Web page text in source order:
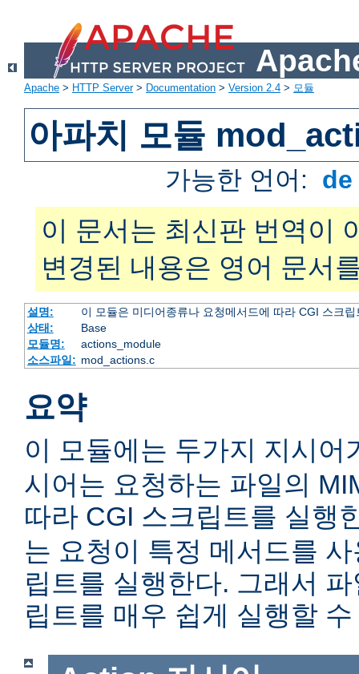
Apache > HTTP Server> Documentation > Version 2.4 > 모듈
아파치 모듈
가능한 언어:
이 문서는 최신판 번역이
변경된 내용은 영어 문서
설명:
이 모듈은 미디어종류나 요청메서드에 따라 CGI 스크
상태:
Base
모듈명:
actions_module
소스파일: mod_actions.c
요약
이 모듈에는 두가지 지시어
시어는 요청하는 파일의
따라 CGI 스크립트를 실행
는 요청이 특정 메서드를
립트를 실행한다. 그래서
립트를 매우 쉽게 실행할